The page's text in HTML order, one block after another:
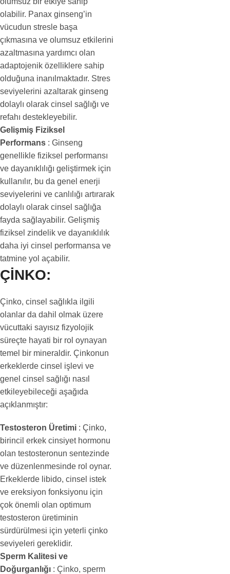
olabilir. Panax ginseng’in
vücudun stresle başa
çıkmasına ve olumsuz etkilerini
azaltmasına yardımcı olan
adaptojenik özelliklere sahip
olduğuna inanılmaktadır. Stres
seviyelerini azaltarak ginseng
dolaylı olarak cinsel sağlığı ve
refahı destekleyebilir.
Gelişmiş Fiziksel
Performans : Ginseng
genellikle fiziksel performansı
ve dayanıklılığı geliştirmek için
kullanılır, bu da genel enerji
seviyelerini ve canlılığı artırarak
dolaylı olarak cinsel sağlığa
fayda sağlayabilir. Gelişmiş
fiziksel zindelik ve dayanıklılık
daha iyi cinsel performansa ve
tatmine yol açabilir.
ÇİNKO:
Çinko, cinsel sağlıkla ilgili
olanlar da dahil olmak üzere
vücuttaki sayısız fizyolojik
süreçte hayati bir rol oynayan
temel bir mineraldir. Çinkonun
erkeklerde cinsel işlevi ve
genel cinsel sağlığı nasıl
etkileyebileceği aşağıda
açıklanmıştır:
Testosteron Üretimi : Çinko,
birincil erkek cinsiyet hormonu
olan testosteronun sentezinde
ve düzenlenmesinde rol oynar.
Erkeklerde libido, cinsel istek
ve ereksiyon fonksiyonu için
çok önemli olan optimum
testosteron üretiminin
sürdürülmesi için yeterli çinko
seviyeleri gereklidir.
Sperm Kalitesi ve
Doğurganlığı : Çinko, sperm